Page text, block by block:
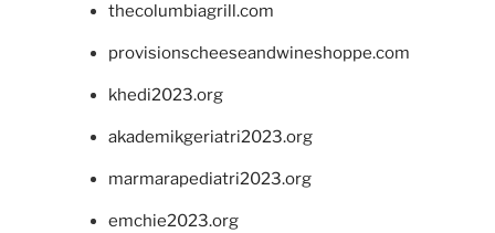
thecolumbiagrill.com
provisionscheeseandwineshoppe.com
khedi2023.org
akademikgeriatri2023.org
marmarapediatri2023.org
emchie2023.org